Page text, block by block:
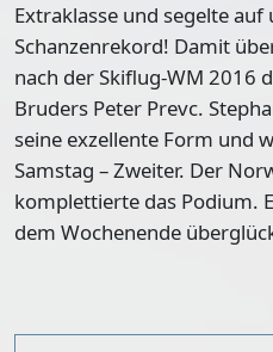
Extraklasse und segelte
Schanzenrekord! Damit
nach der Skiflug-WM 2016
Bruders Peter Prevc.
seine exzellente Form und
Samstag – Zweiter. Der
komplettierte das Podium.
dem Wochenende